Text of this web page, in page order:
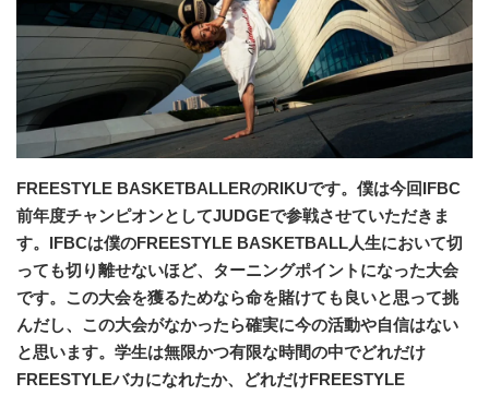
FREESTYLE BASKETBALLERのRIKUです。僕は今回IFBC
前年度チャンピオンとしてJUDGEで参戦させていただきま
す。IFBCは僕のFREESTYLE BASKETBALL人生において切
っても切り離せないほど、ターニングポイントになった大会
です。この大会を獲るためなら命を賭けても良いと思って挑
んだし、この大会がなかったら確実に今の活動や自信はない
と思います。学生は無限かつ有限な時間の中でどれだけ
FREESTYLEバカになれたか、どれだけFREESTYLE